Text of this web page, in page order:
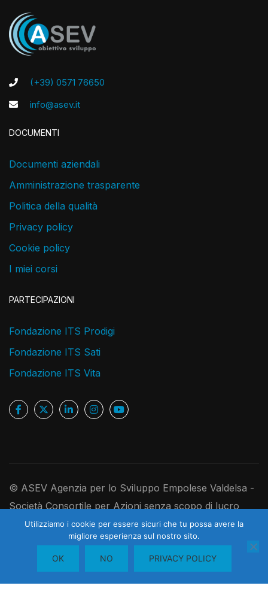
(+39) 0571 76650
info@asev.it
DOCUMENTI
Documenti aziendali
Amministrazione trasparente
Politica della qualità
Privacy policy
Cookie policy
I miei corsi
PARTECIPAZIONI
Fondazione ITS Prodigi
Fondazione ITS Sati
Fondazione ITS Vita
© ASEV Agenzia per lo Sviluppo Empolese Valdelsa -
Società Consortile per Azioni senza scopo di lucro
Ufficio Registro Imprese di Firenze, P.IVA e C.F.
05181410480 - R.E.A. 526891 - Codice Univoco
USAL8PV - Cap. Soc. I. V. 250.000,00 euro
Utilizziamo i cookie per essere sicuri che tu possa avere la
migliore esperienza sul nostro sito.
OK NO PRIVACY POLICY
Contattaci